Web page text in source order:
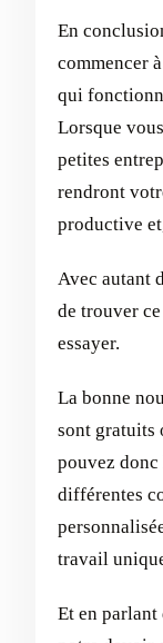
En
commencer
qui
Lorsque
petites
rendront
productive
Avec autant
de trouver
essayer.
La bonne
sont gratuits
pouvez donc
différentes
travail
Et en parlant